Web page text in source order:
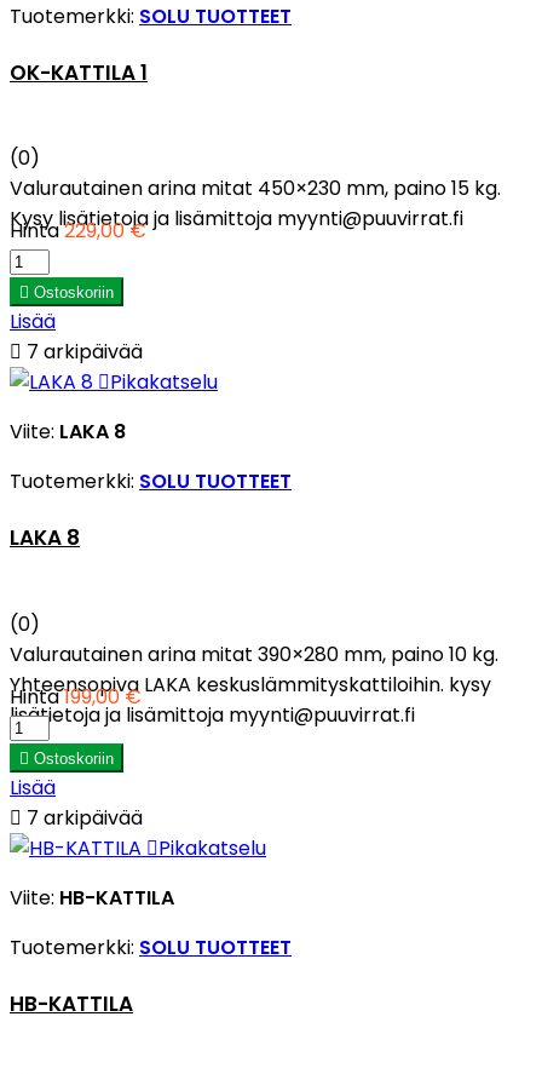
Tuotemerkki: SOLU TUOTTEET
OK-KATTILA 1
(0)
Valurautainen arina mitat 450×230 mm, paino 15 kg.
Kysy lisätietoja ja lisämittoja myynti@puuvirrat.fi
Hinta229,00 €
 Ostoskoriin
Lisää
 7 arkipäivää
Pikakatselu
Viite: LAKA 8
Tuotemerkki: SOLU TUOTTEET
LAKA 8
(0)
Valurautainen arina mitat 390×280 mm, paino 10 kg.
Yhteensopiva LAKA keskuslämmityskattiloihin. kysy
lisätietoja ja lisämittoja myynti@puuvirrat.fi
Hinta199,00 €
 Ostoskoriin
Lisää
 7 arkipäivää
Pikakatselu
Viite: HB-KATTILA
Tuotemerkki: SOLU TUOTTEET
HB-KATTILA